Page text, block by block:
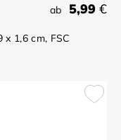
ab 5,99 €
1,6 cm, FSC